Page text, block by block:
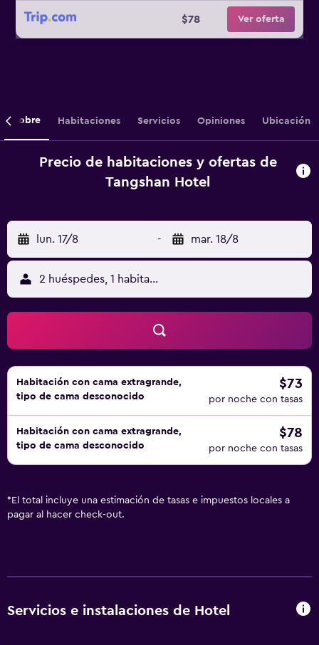
$78 Ver oferta
Sobre Habitaciones Servicios Opiniones Ubicación
Precio de habitaciones y ofertas de
Tangshan Hotel
lun. 17/8 - mar. 18/8
2 huéspedes, 1 habitación
Habitación con cama extragrande,
tipo de cama desconocido
$73
por noche con tasas
Habitación con cama extragrande,
tipo de cama desconocido
$78
por noche con tasas
* El total incluye una estimación de tasas e impuestos locales a
pagar al hacer check-out.
Servicios e instalaciones de Hotel